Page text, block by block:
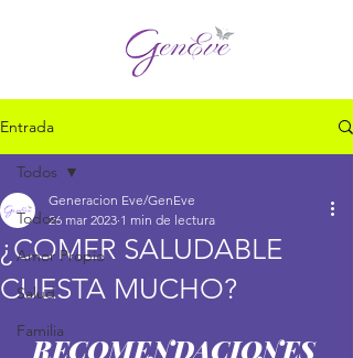
Entrada
Todos
Amor Propio
Salud
Familia
Todos
¿COMER SALUDABLE
CUESTA MUCHO?
Generacion Eve/GenEve
26 mar 2023 1 min de lectura
RECOMENDACIONES